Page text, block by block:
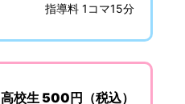
指導料 1コマ15分
高校生 500円（税込）